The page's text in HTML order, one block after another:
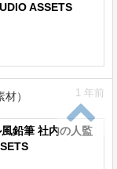
ASSETS
） 1 年前
鉛筆 社内の人監